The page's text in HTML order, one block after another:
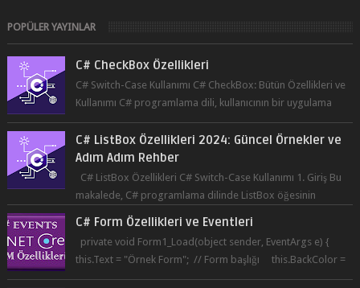
POPÜLER YAYINLAR
C# CheckBox Özellikleri
C# Switch-Case Kullanımı C# CheckBox: Bütün Özellikleri ve
Kullanımı C# programlama dili, kullanıcının bir uygulama
üzerinde seçim yapma...
C# ListBox Özellikleri 2024: Güncel Örnekler ve
Adım Adım Rehber
C# ListBox Özellikleri C# Switch-Case Kullanımı 1. Giriş Bu
makalede, C# programlama dilinde ListBox öğesinin
C# Form Özellikleri ve Eventleri
private void Form1_Load(object sender, EventArgs e) {
this.Text = "Örnek Form"; // Form başlığı this.BackColor =
Co...